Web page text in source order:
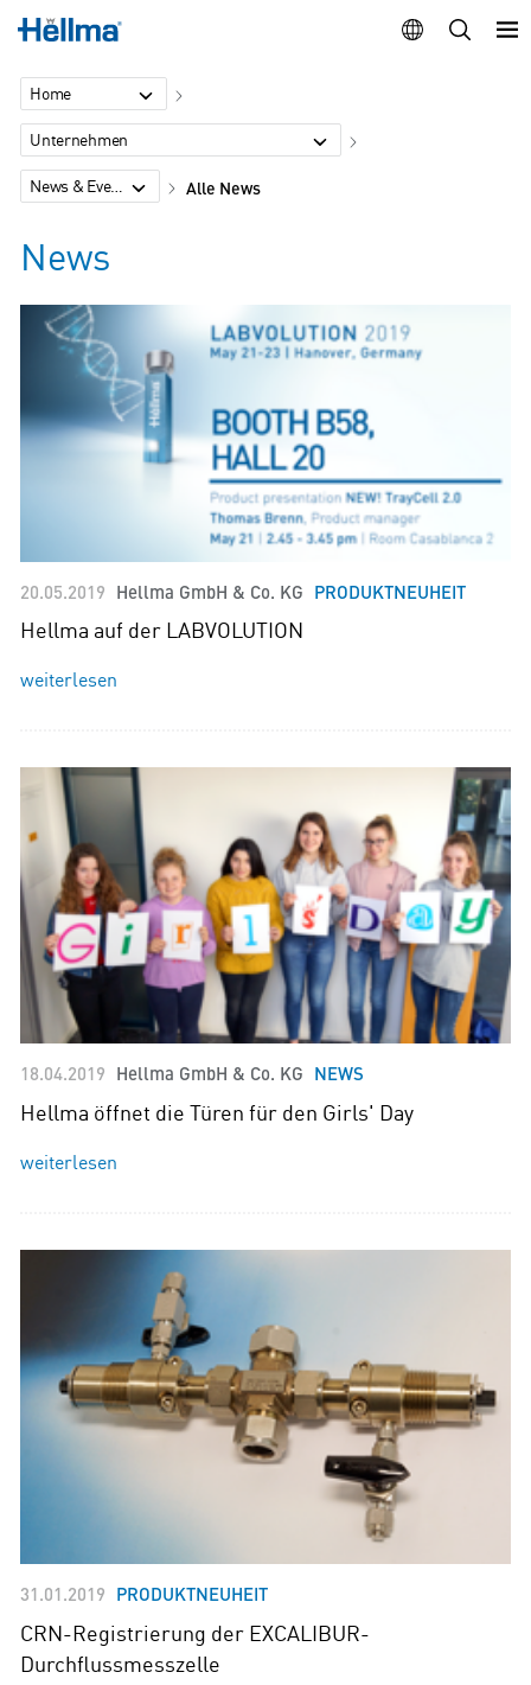
Home
Unternehmen
News & Events Alle News
News
20.05.2019 Hellma GmbH & Co. KG PRODUKTNEUHEIT
Hellma auf der LABVOLUTION
weiterlesen
18.04.2019 Hellma GmbH & Co. KG NEWS
Hellma öffnet die Türen für den Girls' Day
weiterlesen
31.01.2019 PRODUKTNEUHEIT
CRN-Registrierung der EXCALIBUR-
Durchflussmesszelle